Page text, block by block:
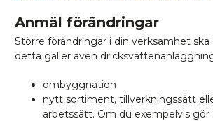
Anmäl förändringar
Större förändringar i din verksamhet ska
detta gäller även
ombyggnation
nytt sortiment, tillverkningssätt
arbetssätt. Om du exempelvis